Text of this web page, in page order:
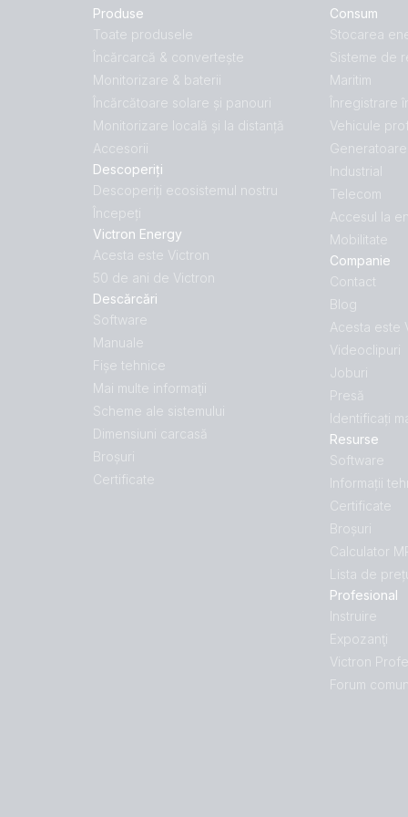
Produse
Toate produsele
Încărcarcă & convertește
Monitorizare & baterii
Încărcătoare solare și panouri
Monitorizare locală și la distanță
Accesorii
Descoperiți
Descoperiți ecosistemul nostru
Începeți
Victron Energy
Acesta este Victron
50 de ani de Victron
Descărcări
Software
Manuale
Fișe tehnice
Mai multe informaţii
Scheme ale sistemului
Dimensiuni carcasă
Broșuri
Certificate
Consum
Stocarea
Sisteme de
Maritim
Înregistrare
Vehicule
Industrial
Telecom
Accesul la
Mobilitate
Companie
Contact
Blog
Acesta este
Videoclipuri
Joburi
Presă
Identificați
Resurse
Software
Informații
Certificate
Broșuri
Calculator
Lista de
Profesional
Instruire
Expozanţi
Victron
Forum